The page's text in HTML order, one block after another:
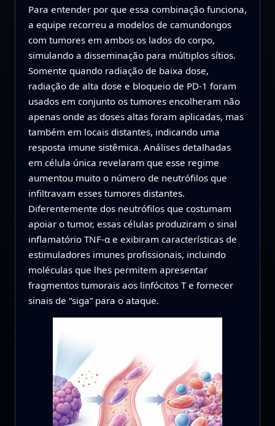
Para entender por que essa combinação funciona,
a equipe recorreu a modelos de camundongos
com tumores em ambos os lados do corpo,
simulando a disseminação para múltiplos sítios.
Somente quando radiação de baixa dose,
radiação de alta dose e bloqueio de PD‑1 foram
usados em conjunto os tumores encolheram não
apenas onde as doses altas foram aplicadas, mas
também em locais distantes, indicando uma
resposta imune sistêmica. Análises detalhadas
em célula única revelaram que esse regime
aumentou muito o número de neutrófilos que
infiltravam esses tumores distantes.
Diferentemente dos neutrófilos que costumam
apoiar o tumor, essas células produziram o sinal
inflamatório TNF‑α e exibiram características de
estimuladores imunes profissionais, incluindo
moléculas que lhes permitem apresentar
fragmentos tumorais aos linfócitos T e fornecer
sinais de “siga” para o ataque.